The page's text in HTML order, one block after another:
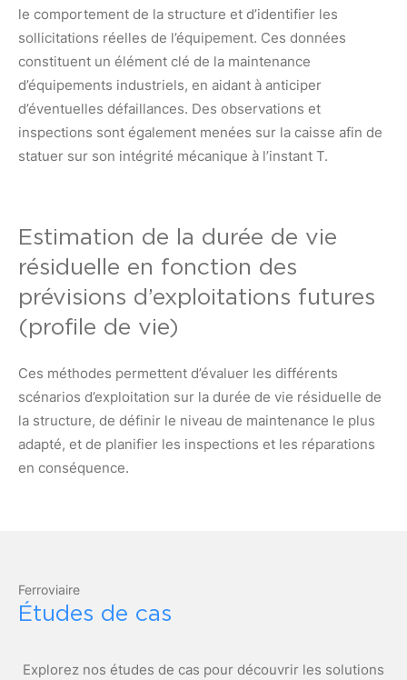
le comportement de la structure et d’identifier les
sollicitations réelles de l’équipement. Ces données
constituent un élément clé de la maintenance
d’équipements industriels, en aidant à anticiper
d’éventuelles défaillances. Des observations et
inspections sont également menées sur la caisse afin de
statuer sur son intégrité mécanique à l’instant T.
Estimation de la durée de vie
résiduelle en fonction des
prévisions d’exploitations futures
(profile de vie)
Ces méthodes permettent d’évaluer les différents
scénarios d’exploitation sur la durée de vie résiduelle de
la structure, de définir le niveau de maintenance le plus
adapté, et de planifier les inspections et les réparations
en conséquence.
Ferroviaire
Études de cas
Explorez nos études de cas pour découvrir les solutions